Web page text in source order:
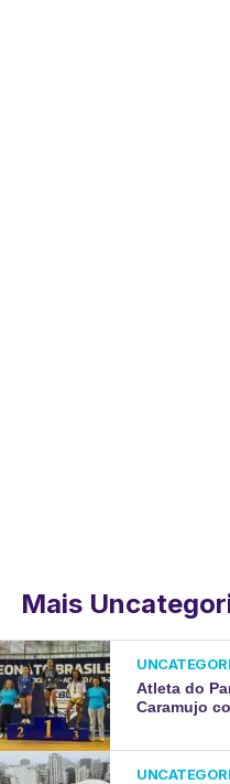
Mais
Atleta do
Caramujo